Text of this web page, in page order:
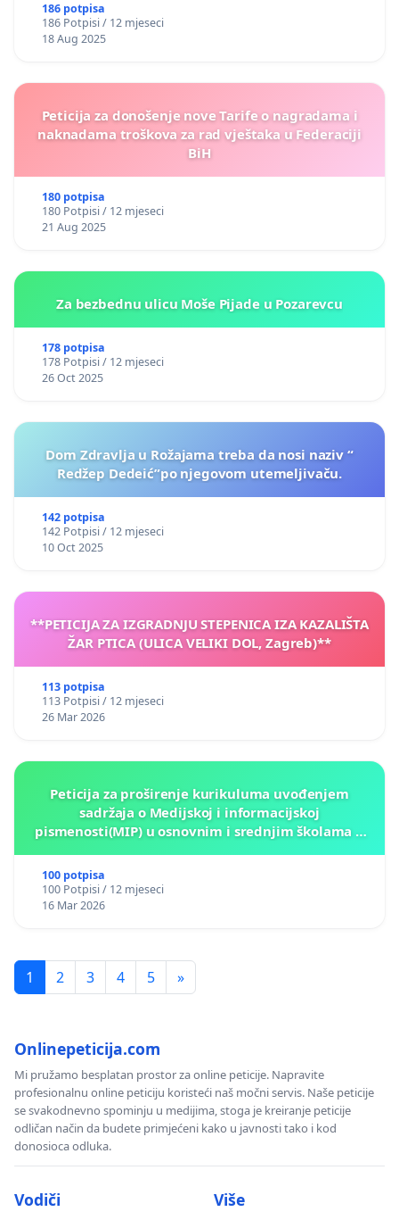
186 potpisa
186 Potpisi / 12 mjeseci
18 Aug 2025
Peticija za donošenje nove Tarife o nagradama i
naknadama troškova za rad vještaka u Federaciji
BiH
180 potpisa
180 Potpisi / 12 mjeseci
21 Aug 2025
Za bezbednu ulicu Moše Pijade u Pozarevcu
178 potpisa
178 Potpisi / 12 mjeseci
26 Oct 2025
Dom Zdravlja u Rožajama treba da nosi naziv “
Redžep Dedeić”po njegovom utemeljivaču.
142 potpisa
142 Potpisi / 12 mjeseci
10 Oct 2025
**PETICIJA ZA IZGRADNJU STEPENICA IZA KAZALIŠTA
ŽAR PTICA (ULICA VELIKI DOL, Zagreb)**
113 potpisa
113 Potpisi / 12 mjeseci
26 Mar 2026
Peticija za proširenje kurikuluma uvođenjem
sadržaja o Medijskoj i informacijskoj
pismenosti(MIP) u osnovnim i srednjim školama u
100 potpisa
100 Potpisi / 12 mjeseci
16 Mar 2026
1 2 3 4 5 »
Onlinepeticija.com
Mi pružamo besplatan prostor za online peticije. Napravite
profesionalnu online peticiju koristeći naš močni servis. Naše peticije
se svakodnevno spominju u medijima, stoga je kreiranje peticije
odličan način da budete primjećeni kako u javnosti tako i kod
donosioca odluka.
Vodiči Više